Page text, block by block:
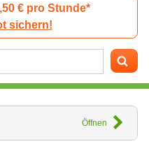
€ pro Stunde*
sichern!
Öffnen